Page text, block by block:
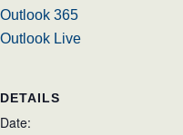
Outlook 365
Outlook Live
DETAILS
Date: